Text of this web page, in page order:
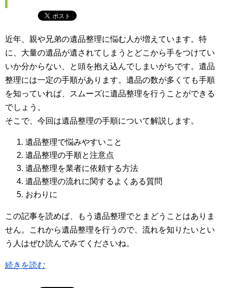
近年、親や兄弟の遺品整理に悩む人が増えています。特
に、大量の遺品が遺されてしまうとどこから手をつけてい
いか分からない、と頭を抱え込んでしまいがちです。遺品
整理には一定の手順があります。遺品の数が多くても手順
を知っていれば、スムーズに遺品整理を行うことができる
でしょう。
そこで、今回は遺品整理の手順について解説します。
遺品整理で悩みやすいこと
遺品整理の手順と注意点
遺品整理を業者に依頼する方法
遺品整理の流れに関するよくある質問
おわりに
この記事を読めば、もう遺品整理でとまどうことはありま
せん。これから遺品整理を行うので、流れを知りたいとい
う人はぜひ読んでみてくださいね。
続きを読む